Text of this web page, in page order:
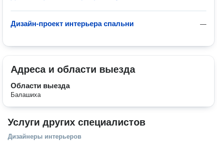
—
Дизайн-проект интерьера спальни
Адреса и области выезда
Области выезда
Балашиха
Услуги других специалистов
Дизайнеры интерьеров